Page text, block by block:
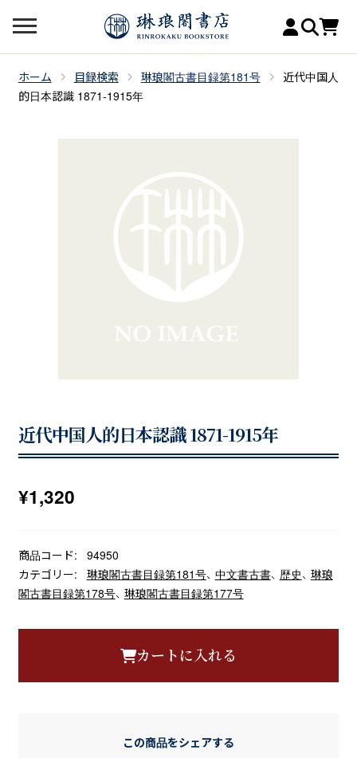
ホーム 目録検索 琳琅閣古書目録第181号
近代中国人
的日本認識 1871-1915年
近代中国人的日本認識 1871-1915年
¥1,320
商品コード:
94950
カテゴリー:
琳琅閣古書目録第181号、 中文書古書、 歴史、 琳琅
閣古書目録第178号、 琳琅閣古書目録第177号
カートに入れる
この商品をシェアする